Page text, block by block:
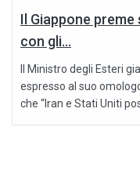
Il Giappone
con gli...
Il Ministro degli Esteri
espresso al suo
che “Iran e Stati Uniti